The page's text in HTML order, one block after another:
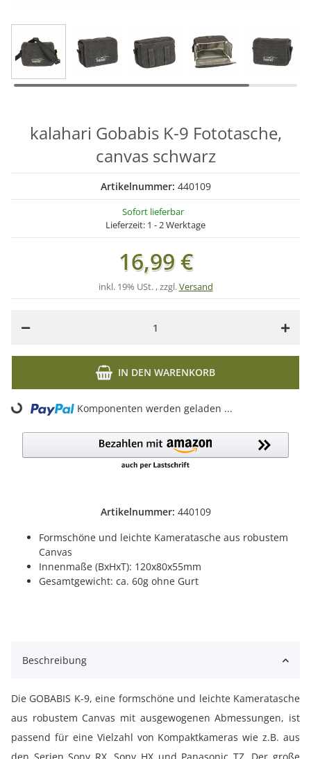
Artikelnummer: 440109
Formschöne und leichte Kameratasche aus robustem
Canvas
Innenmaße (BxHxT): 120x80x55mm
Gesamtgewicht: ca. 60g ohne Gurt
kalahari Gobabis K-9 Fototasche,
canvas schwarz
Artikelnummer: 440109
Sofort lieferbar
Lieferzeit: 1 - 2 Werktage
16,99 €
inkl. 19% USt. , zzgl.Versand
IN DEN WARENKORB
Loading... Komponenten werden geladen ...
Beschreibung
Die GOBABIS K-9, eine formschöne und leichte Kameratasche
aus robustem Canvas mit ausgewogenen Abmessungen, ist
passend für eine Vielzahl von Kompaktkameras wie z.B. aus